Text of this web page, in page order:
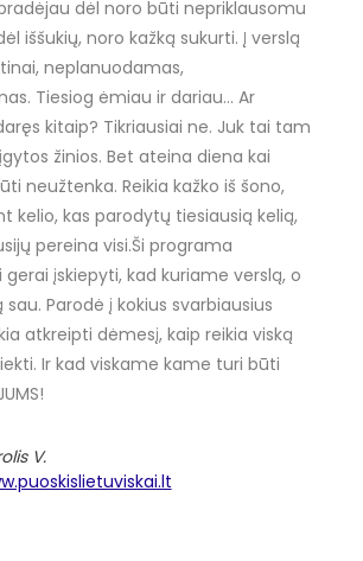
dėl noro būti nepriklausomu
iššukių, noro kažką sukurti. Į verslą
neplanuodamas,
Tiesiog ėmiau ir dariau… Ar
kitaip? Tikriausiai ne. Juk tai tam
žinios. Bet ateina diena kai
neužtenka. Reikia kažko iš šono,
kelio, kas parodytų tiesiausią kelią,
pereina visi.Ši programa
įskiepyti, kad kuriame verslą, o
Parodė į kokius svarbiausius
atkreipti dėmesį, kaip reikia viską
Ir kad viskame kame turi būti
V.